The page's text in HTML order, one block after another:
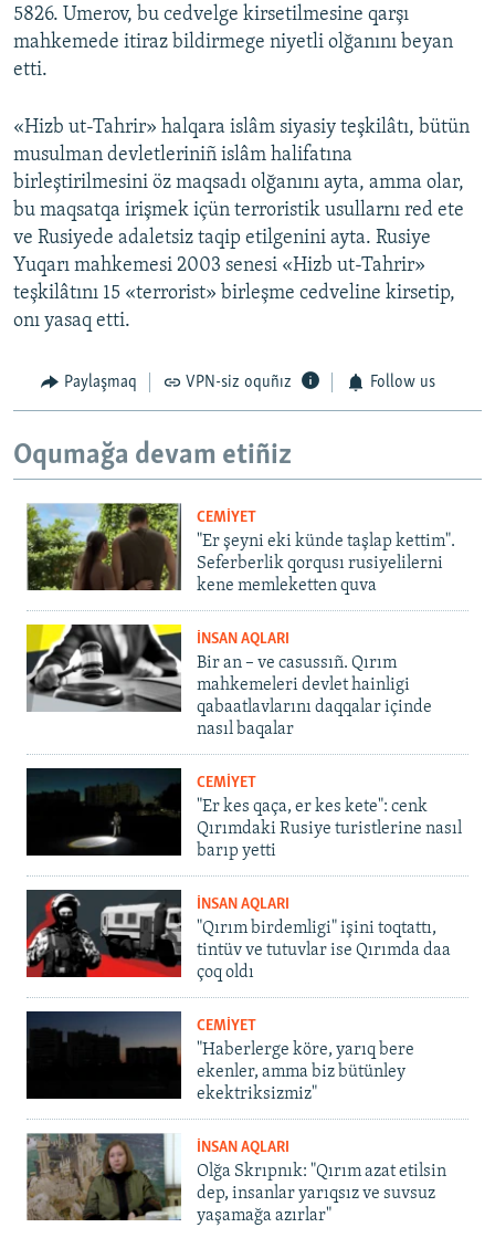
5826. Umerov, bu cedvelge kirsetilmesine qarşı
mahkemede itiraz bildirmege niyetli olğanını beyan
etti.
«Hizb ut-Tahrir» halqara islâm siyasiy teşkilâtı, bütün
musulman devletleriniñ islâm halifatına
birleştirilmesini öz maqsadı olğanını ayta, amma olar,
bu maqsatqa irişmek içün terroristik usullarnı red ete
ve Rusiyede adaletsiz taqip etilgenini ayta. Rusiye
Yuqarı mahkemesi 2003 senesi «Hizb ut-Tahrir»
teşkilâtını 15 «terrorist» birleşme cedveline kirsetip,
onı yasaq etti.
Paylaşmaq VPN-siz oquñız Follow us
Oqumağa devam etiñiz
CEMİYET
"Er şeyni eki künde taşlap kettim".
Seferberlik qorqusı rusiyelilerni
kene memleketten quva
İNSAN AQLARI
Bir an – ve casussıñ. Qırım
mahkemeleri devlet hainligi
qabaatlavlarını daqqalar içinde
nasıl baqalar
CEMİYET
"Er kes qaça, er kes kete": cenk
Qırımdaki Rusiye turistlerine nasıl
barıp yetti
İNSAN AQLARI
"Qırım birdemligi" işini toqtattı,
tintüv ve tutuvlar ise Qırımda daa
çoq oldı
CEMİYET
"Haberlerge köre, yarıq bere
ekenler, amma biz bütünley
ekektriksizmiz"
İNSAN AQLARI
Olğa Skrıpnık: "Qırım azat etilsin
dep, insanlar yarıqsız ve suvsuz
yaşamağa azırlar"